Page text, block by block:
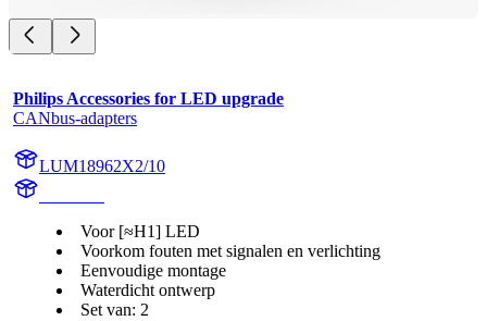
Philips Accessories for LED upgrade
CANbus-adapters
LUM18962X2/10
Voor [≈H1] LED
Voorkom fouten met signalen en verlichting
Eenvoudige montage
Waterdicht ontwerp
Set van: 2